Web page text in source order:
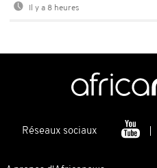
Il y a 8 heures
Réseaux sociaux